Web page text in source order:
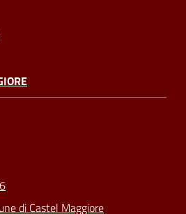
di Castel Maggiore